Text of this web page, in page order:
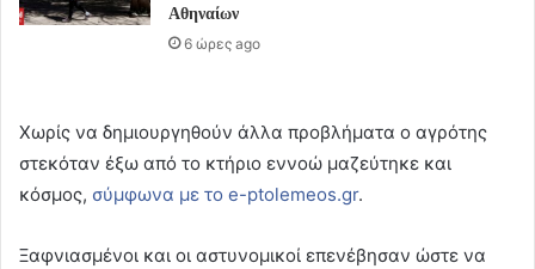
Αθηναίων
6 ώρες ago
Χωρίς να δημιουργηθούν άλλα προβλήματα ο αγρότης
στεκόταν έξω από το κτήριο εννοώ μαζεύτηκε και
κόσμος, σύμφωνα με το e-ptolemeos.gr.
Ξαφνιασμένοι και οι αστυνομικοί επενέβησαν ώστε να